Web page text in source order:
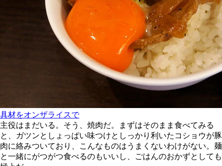
具材をオンザライスで
主役はまだいる。そう、焼肉だ。まずはそのまま食べてみる
と、ガツンとしょっぱい味つけとしっかり利いたコショウが豚
肉に絡みついており、こんなものはうまくないわけがない。麺
と一緒にがつがつ食べるのもいいし、ごはんのおかずとしても